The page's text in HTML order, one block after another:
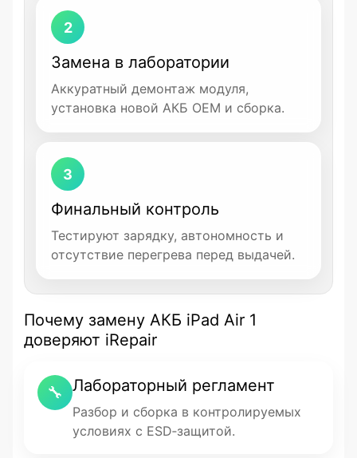
2
Замена в лаборатории
Аккуратный демонтаж модуля,
установка новой АКБ OEM и сборка.
3
Финальный контроль
Тестируют зарядку, автономность и
отсутствие перегрева перед выдачей.
Почему замену АКБ iPad Air 1
доверяют iRepair
🔧 Лабораторный регламент
Разбор и сборка в контролируемых
условиях с ESD‑защитой.